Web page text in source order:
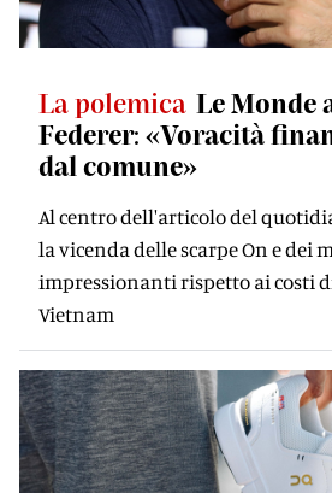
La polemica Le Monde
Federer: «Voracità
dal comune»
Al centro dell'articolo del
la vicenda delle scarpe On e dei
impressionanti rispetto ai costi
Vietnam